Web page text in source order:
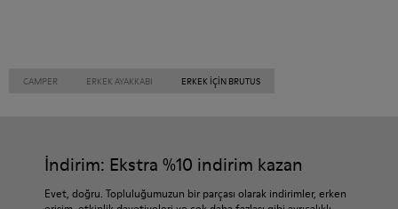
CAMPER ERKEK AYAKKABI ERKEK IÇIN BRUTUS
İndirim: Ekstra %10 indirim kazan
Evet, doğru. Topluluğumuzun bir parçası olarak indirimler, erken